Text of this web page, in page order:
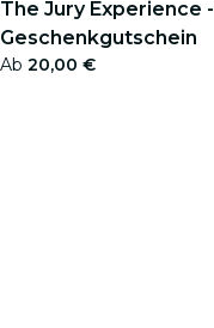
The Jury Experience -
Geschenkgutschein
Ab 20,00 €